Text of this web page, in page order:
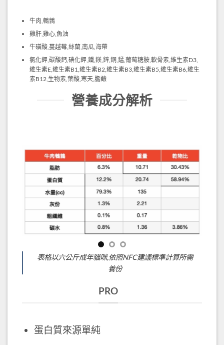
牛肉,鵪鶉
雞肝,雞心,魚油
牛磺酸,蔓越莓,絲蘭,南瓜,海帶
氯化鉀,碳酸鈣,碘化鉀,鐵,鎂,鋅,銅,錳,葡萄糖胺,軟骨素,維生素D3,
維生素E,維生素B1,維生素B2,維生素B3,維生素B5,維生素B6,維生
素B12,生物素,葉酸,寒天,膽鹼
營養成分解析
波菲特主食罐 牛肉鵪鶉
表格以六公斤成年貓咪,依照NFC建議標準計算所需
養份
PRO
蛋白質來源單純